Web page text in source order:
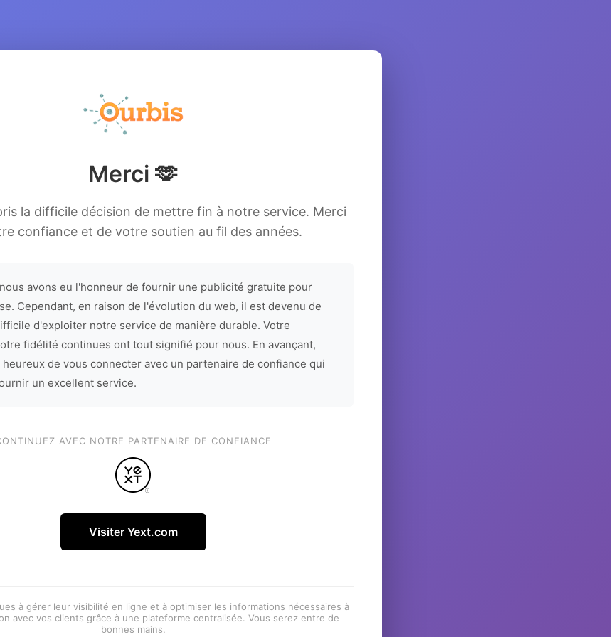
Merci 🫶
la difficile décision de mettre fin à notre service. Merci
confiance et de votre soutien au fil des années.
avons eu l'honneur de fournir une publicité gratuite pour
Cependant, en raison de l'évolution du web, il est devenu de
d'exploiter notre service de manière durable. Votre
fidélité continues ont tout signifié pour nous. En avançant,
heureux de vous connecter avec un partenaire de confiance qui
un excellent service.
AVEC NOTRE PARTENAIRE DE CONFIANCE
Visiter Yext.com
à gérer leur visibilité en ligne et à optimiser les informations nécessaires à
avec vos clients grâce à une plateforme centralisée. Vous serez entre de
bonnes mains.